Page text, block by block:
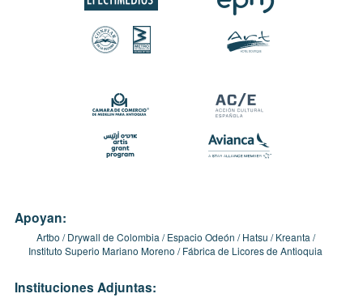
Apoyan:
Artbo Drywall de Colombia Espacio Odeón Hatsu
Kreanta
Instituto Superio Mariano Moreno
Fábrica de Licores de Antioquia
Instituciones Adjuntas: